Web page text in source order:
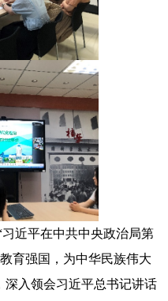
近平在中共中央政治局第
育强国，为中华民族伟大
深入领会习近平总书记讲话